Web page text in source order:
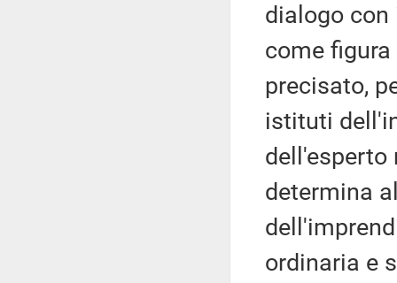
dialogo
come
precisato,
istituti
dell'esperto
determina
ordinaria e